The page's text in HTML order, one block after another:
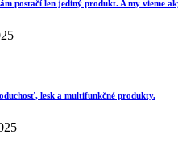
postačí len jediný produkt. A my vieme
lesk a multifunkčné produkty.